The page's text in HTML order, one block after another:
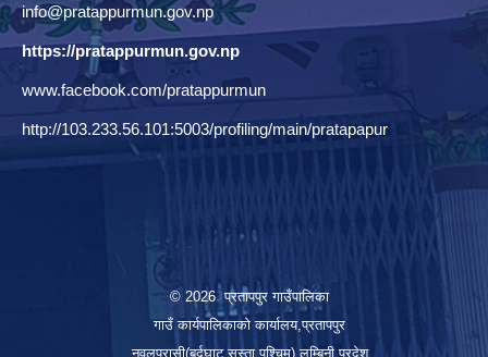
info@pratappurmun.gov.np
https://pratappurmun.gov.np
www.facebook.com/pratappurmun
http://103.233.56.101:5003/profiling/main/pratapapur
© 2026 प्रतापपुर गाउँपालिका
गाउँ कार्यपालिकाको कार्यालय,प्रतापपुर
नवलपरासी(बर्दघाट सुस्ता पश्चिम),लुम्बिनी प्रदेश